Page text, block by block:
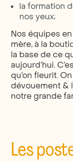
la formation
nos yeux;
Nos équipes
mère, à la
la base de ce
aujourd’hui.
qu’on fleurit.
dévouement &
notre grande
Les